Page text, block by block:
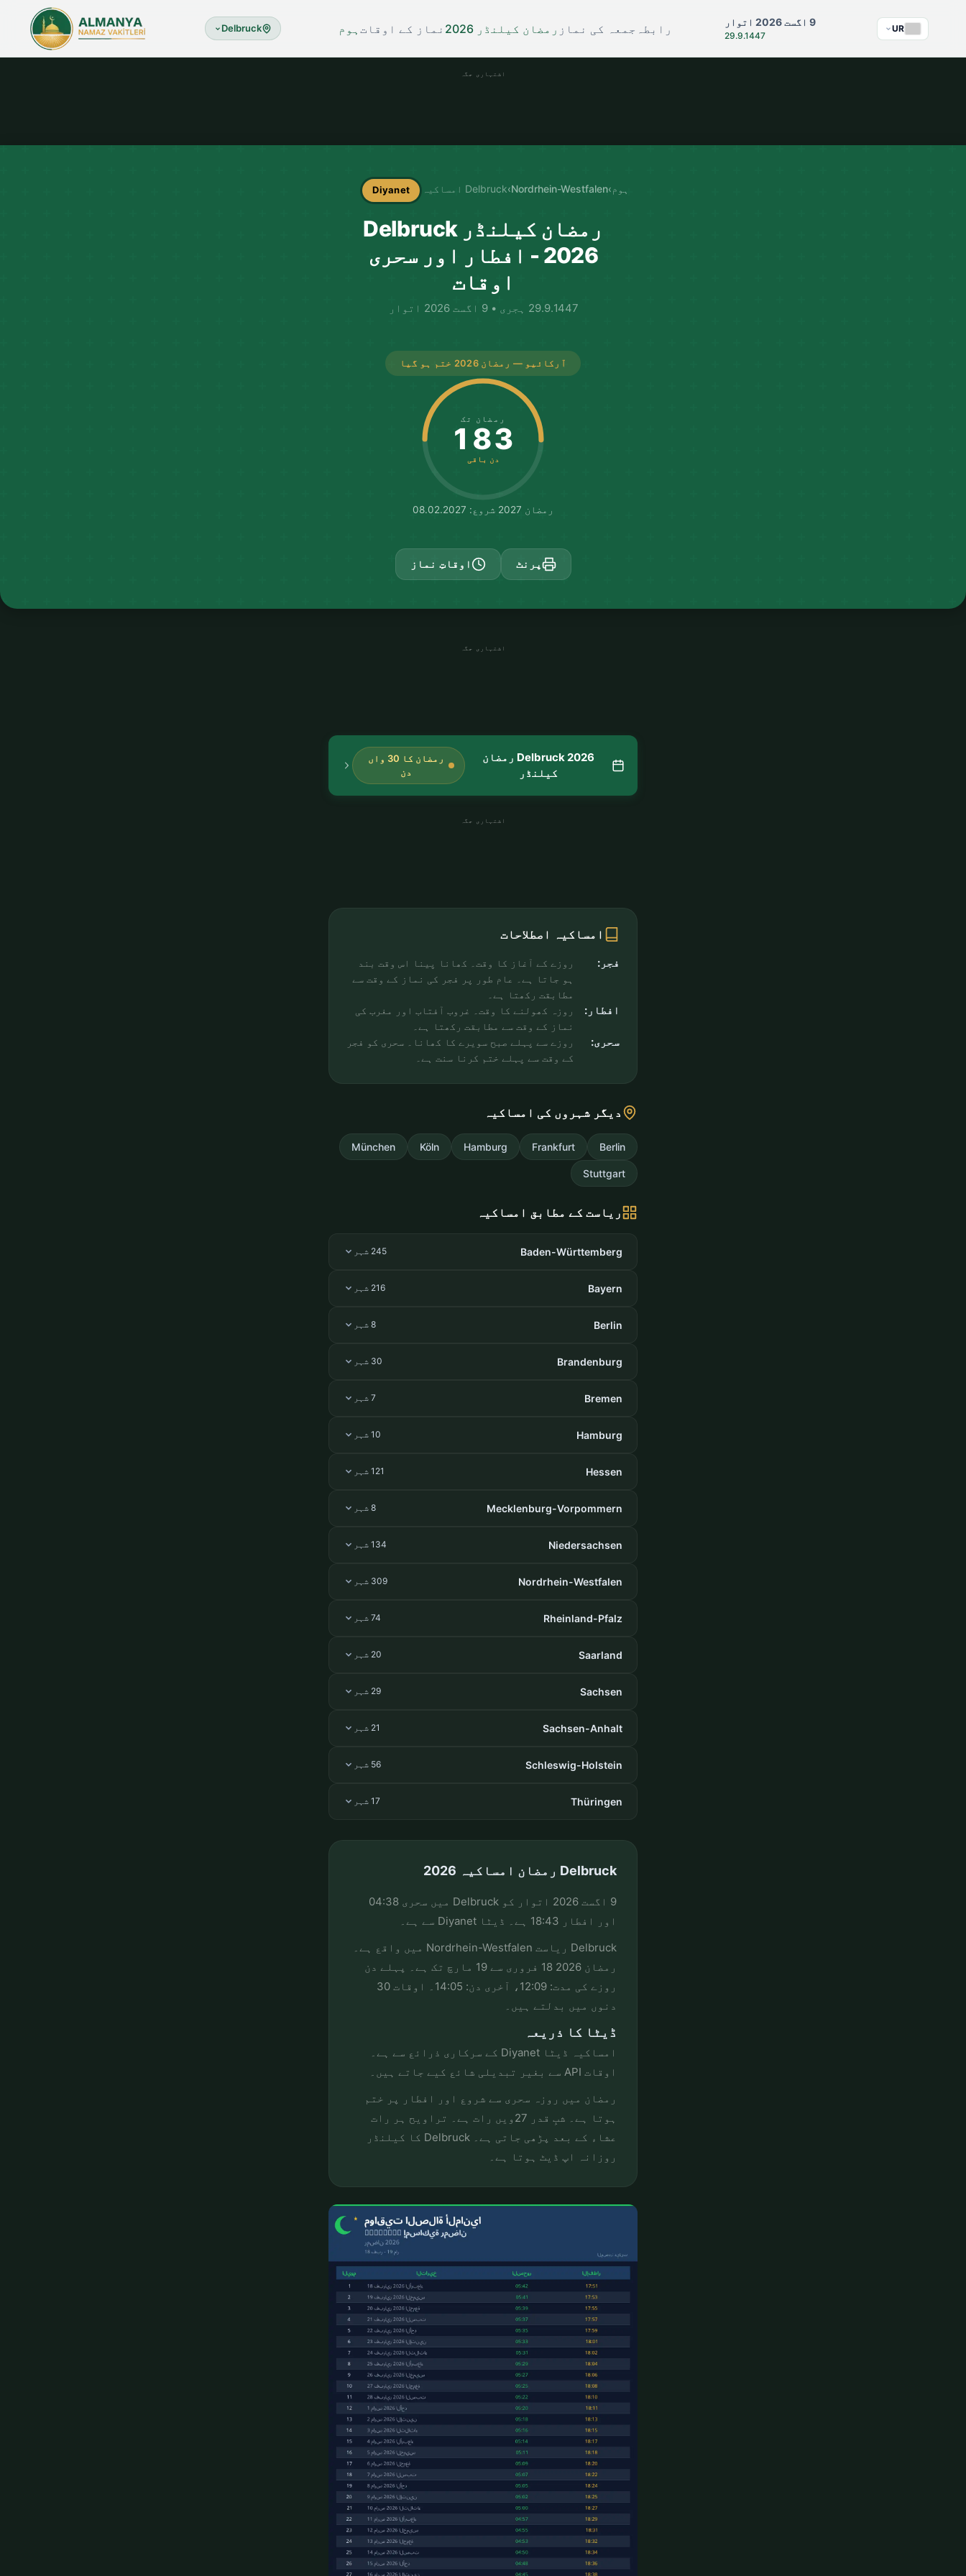
Delbruck ہومنماز کے اوقات رمضان کیلنڈر 2026 جمعہ کی نماز رابطہ 9 اگست 2026 اتوار
29.9.1447
UR
اشتہاری جگہ
ہوم›
Nordrhein-Westfalen
›Delbruck امساکیہ Diyanet
رمضان کیلنڈر Delbruck
2026 - افطار اور سحری
اوقات
29.9.1447 ہجری • 9 اگست 2026 اتوار
آرکائیو — رمضان 2026 ختم ہو گیا
رمضان تک
183
دن باقی
رمضان 2027 شروع: 08.02.2027
پرنٹ اوقاتِ نماز
اشتہاری جگہ
Delbruck 2026 رمضان
کیلنڈر
رمضان کا 30 واں
دن
اشتہاری جگہ
امساکیہ اصطلاحات
فجر:
روزے کے آغاز کا وقت۔ کھانا پینا اس وقت بند
ہو جاتا ہے۔ عام طور پر فجر کی نماز کے وقت سے
مطابقت رکھتا ہے۔
افطار:
روزہ کھولنے کا وقت۔ غروب آفتاب اور مغرب کی
نماز کے وقت سے مطابقت رکھتا ہے۔
سحری:
روزے سے پہلے صبح سویرے کا کھانا۔ سحری کو فجر
کے وقت سے پہلے ختم کرنا سنت ہے۔
دیگر شہروں کی امساکیہ
Berlin
Frankfurt
Hamburg
Köln
München
Stuttgart
ریاست کے مطابق امساکیہ
Baden-Württemberg 245 شہر
Bayern 216 شہر
Berlin 8 شہر
Brandenburg 30 شہر
Bremen 7 شہر
Hamburg 10 شہر
Hessen 121 شہر
Mecklenburg-Vorpommern 8 شہر
Niedersachsen 134 شہر
Nordrhein-Westfalen 309 شہر
Rheinland-Pfalz 74 شہر
Saarland 20 شہر
Sachsen 29 شہر
Sachsen-Anhalt 21 شہر
Schleswig-Holstein 56 شہر
Thüringen 17 شہر
Delbruck رمضان امساکیہ 2026
9 اگست 2026 اتوار کو Delbruck میں سحری 04:38
اور افطار 18:43 ہے۔ ڈیٹا Diyanet سے ہے۔
Delbruck ریاست Nordrhein-Westfalen میں واقع ہے۔
رمضان 2026 18 فروری سے 19 مارچ تک ہے۔ پہلے دن
روزے کی مدت: 12:09، آخری دن: 14:05۔ اوقات 30
دنوں میں بدلتے ہیں۔
ڈیٹا کا ذریعہ
امساکیہ ڈیٹا Diyanet کے سرکاری ذرائع سے ہے۔
اوقات API سے بغیر تبدیلی شائع کیے جاتے ہیں۔
رمضان میں روزہ سحری سے شروع اور افطار پر ختم
ہوتا ہے۔ شبِ قدر 27ویں رات ہے۔ تراویح ہر رات
عشاء کے بعد پڑھی جاتی ہے۔ Delbruck کا کیلنڈر
روزانہ اپ ڈیٹ ہوتا ہے۔